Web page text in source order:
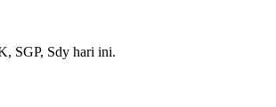
SGP, Sdy hari ini.